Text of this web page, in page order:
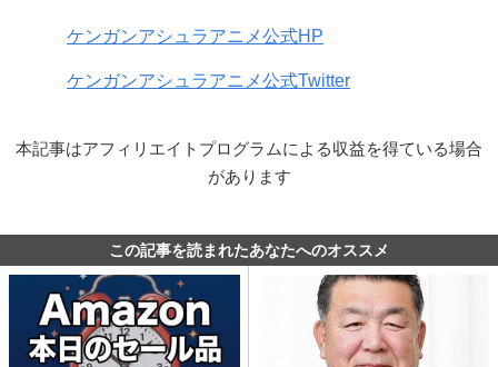
ケンガンアシュラアニメ公式HP
ケンガンアシュラアニメ公式Twitter
本記事はアフィリエイトプログラムによる収益を得ている場合
があります
この記事を読まれたあなたへのオススメ